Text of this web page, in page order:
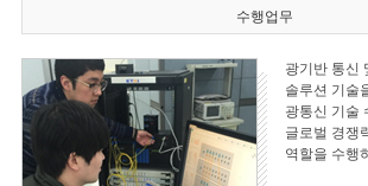
수행업무
광기반 통신
솔루션 기술
광통신 기술
글로벌 경쟁
역할을 수행